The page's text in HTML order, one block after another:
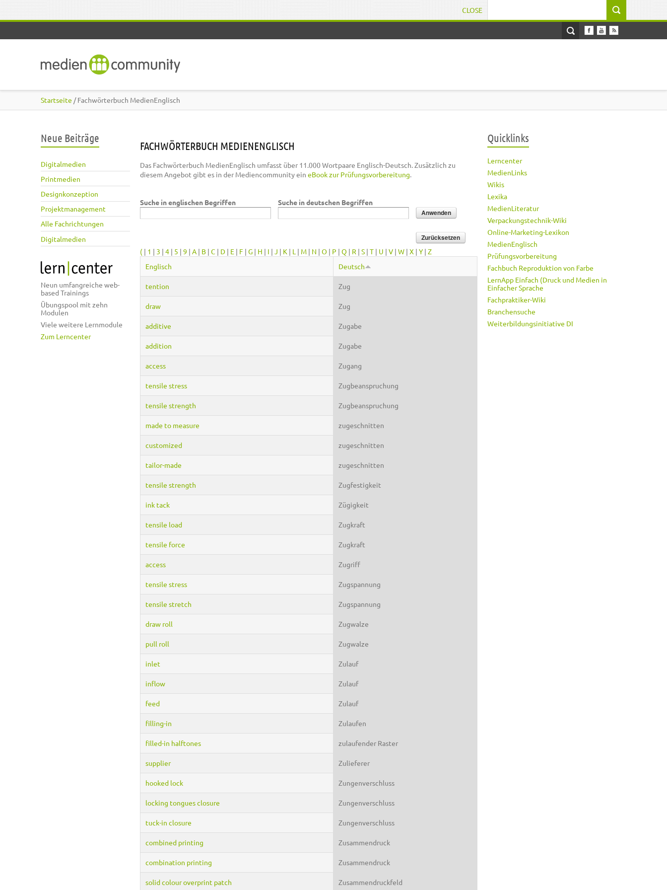
CLOSE
Startseite / Fachwörterbuch MedienEnglisch
Neue Beiträge
Digitalmedien
Printmedien
Designkonzeption
Projektmanagement
Alle Fachrichtungen
Digitalmedien
Neun umfangreiche web-
based Trainings
Übungspool mit zehn
Modulen
Viele weitere Lernmodule
Zum Lerncenter
FACHWÖRTERBUCH MEDIENENGLISCH
Das Fachwörterbuch MedienEnglisch umfasst über 11.000 Wortpaare Englisch-Deutsch. Zusätzlich zu
diesem Angebot gibt es in der Mediencommunity ein eBook zur Prüfungsvorbereitung.
Suche in englischen Begriffen Suche in deutschen Begriffen
( | 1 | 3 | 4 | 5 | 9 | A | B | C | D | E | F | G | H | I | J | K | L | M | N | O | P | Q | R | S | T | U | V | W | X | Y | Z
Englisch
Deutsch
tention Zug
draw Zug
additive Zugabe
addition Zugabe
access Zugang
tensile stress Zugbeanspruchung
tensile strength Zugbeanspruchung
made to measure zugeschnitten
customized zugeschnitten
tailor-made zugeschnitten
tensile strength Zugfestigkeit
ink tack Zügigkeit
tensile load Zugkraft
tensile force Zugkraft
access Zugriff
tensile stress Zugspannung
tensile stretch Zugspannung
draw roll Zugwalze
pull roll Zugwalze
inlet Zulauf
inflow Zulauf
feed Zulauf
filling-in Zulaufen
filled-in halftones zulaufender Raster
supplier Zulieferer
hooked lock Zungenverschluss
locking tongues closure Zungenverschluss
tuck-in closure Zungenverschluss
combined printing Zusammendruck
combination printing Zusammendruck
solid colour overprint patch Zusammendruckfeld
Quicklinks
Lerncenter
MedienLinks
Wikis
Lexika
MedienLiteratur
Verpackungstechnik-Wiki
Online-Marketing-Lexikon
MedienEnglisch
Prüfungsvorbereitung
Fachbuch Reproduktion von Farbe
LernApp Einfach (Druck und Medien in
Einfacher Sprache
Fachpraktiker-Wiki
Branchensuche
Weiterbildungsinitiative DI